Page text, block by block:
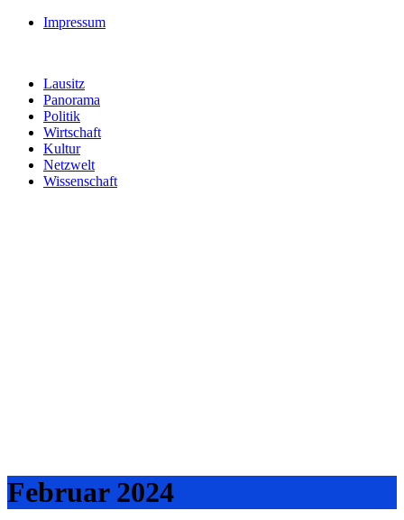
Impressum
Lausitz
Panorama
Politik
Wirtschaft
Kultur
Netzwelt
Wissenschaft
Februar 2024